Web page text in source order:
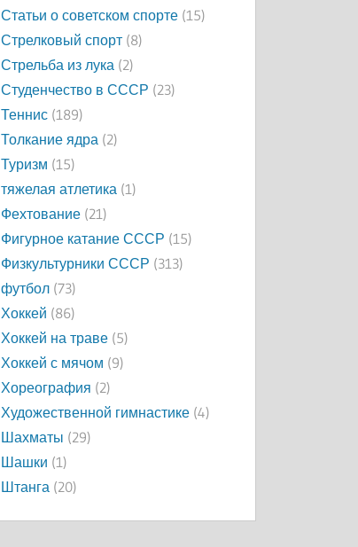
Статьи о советском спорте (15)
Стрелковый спорт (8)
Стрельба из лука (2)
Студенчество в СССР (23)
Теннис (189)
Толкание ядра (2)
Туризм (15)
тяжелая атлетика (1)
Фехтование (21)
Фигурное катание СССР (15)
Физкультурники СССР (313)
футбол (73)
Хоккей (86)
Хоккей на траве (5)
Хоккей с мячом (9)
Хореография (2)
Художественной гимнастике (4)
Шахматы (29)
Шашки (1)
Штанга (20)